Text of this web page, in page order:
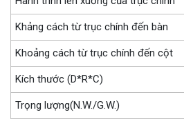
Khảng cách từ trục chính đến bàn
Khoảng cách từ trục chính đến cột
Kích thước (D*R*C)
Trọng lượng(N.W./G.W.)